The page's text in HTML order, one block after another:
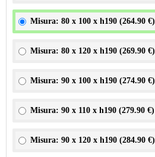
Misura: 80 x 100 x h190 (264.90 €)
Misura: 80 x 120 x h190 (269.90 €)
Misura: 90 x 100 x h190 (274.90 €)
Misura: 90 x 110 x h190 (279.90 €)
Misura: 90 x 120 x h190 (284.90 €)